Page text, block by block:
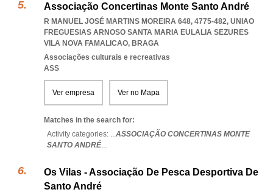
Associação Concertinas Monte Santo André
R MANUEL JOSÉ MARTINS MOREIRA 648, 4775-482, UNIAO
FREGUESIAS ARNOSO SANTA MARIA EULALIA SEZURES
VILA NOVA FAMALICAO, BRAGA
Associações culturais e recreativas
ASS
Ver empresa Ver no Mapa
Matches in the search for:
Activity categories: ...ASSOCIAÇÃO CONCERTINAS MONTE
SANTO ANDRÉ...
Os Vilas - Associação De Pesca Desportiva De
Santo André